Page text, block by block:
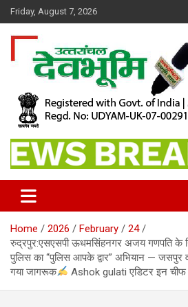
Skip
to
content
Friday, August 7, 2026
Dev Bhoomi Maya
Home 2026 February
24
रुद्रपुर:एसएसपी ऊधमसिंहनगर अजय गणपति के
पुलिस का “पुलिस आपके द्वार” अभियान — जसपुर
गया जागरूक
Ashok gulati एडिटर इन चीफ